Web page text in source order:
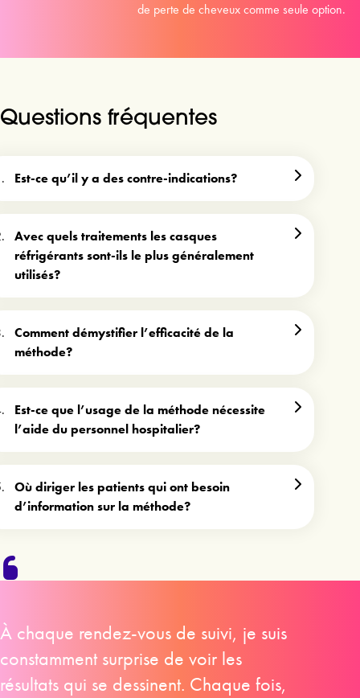
de perte de cheveux comme seule option.
Questions fréquentes
Est-ce qu’il y a des contre-indications?
Avec quels traitements les casques
réfrigérants sont-ils le plus généralement
utilisés?
Comment démystifier l’efficacité de la
méthode?
Est-ce que l’usage de la méthode nécessite
l’aide du personnel hospitalier?
Où diriger les patients qui ont besoin
d’information sur la méthode?
À chaque rendez-vous de suivi, je suis
constamment surprise de voir les
résultats qui se dessinent. Chaque fois,